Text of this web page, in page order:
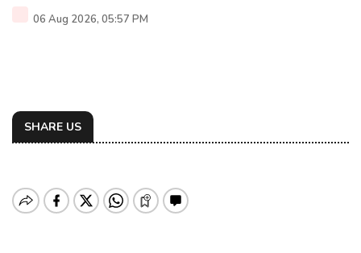
06 Aug 2026, 05:57 PM
SHARE US